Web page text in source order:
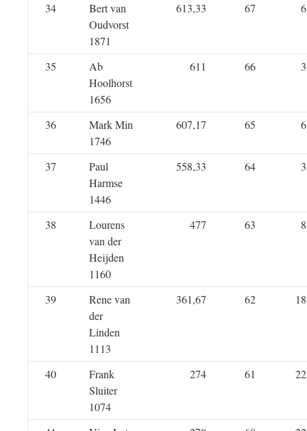
34
Bert van
Oudvorst
1871
613,33 67 6
35
Ab
Hoolhorst
1656
611 66 3
36
Mark Min
1746
607,17 65 6
37
Paul
Harmse
1446
558,33 64 3
38
Lourens
van der
Heijden
1160
477 63 8
39
Rene van
der
Linden
1113
361,67 62 18
40
Frank
Sluiter
1074
274 61 22